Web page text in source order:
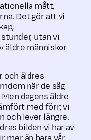
mått,
Det gör att vi
utan vi
äldre människor
och äldres
när de såg
dagens äldre
med förr; vi
och lever längre.
bilden vi har av